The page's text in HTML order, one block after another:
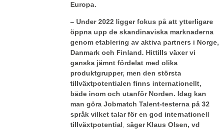
Europa.
– Under 2022 ligger fokus på att ytterligare
öppna upp de skandinaviska marknaderna
genom etablering av aktiva partners i Norge,
Danmark och Finland. Hittills växer vi
ganska jämnt fördelat med olika
produktgrupper, men den största
tillväxtpotentialen finns internationellt,
både inom och utanför Norden. Idag kan
man göra Jobmatch Talent-testerna på 32
språk vilket talar för en god internationell
tillväxtpotential , säger Klaus Olsen, vd